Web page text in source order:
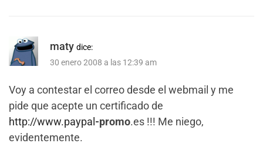
maty dice:
30 enero 2008 a las 12:39 am
Voy a contestar el correo desde el webmail y me
pide que acepte un certificado de
http://www.paypal-promo.es !!! Me niego,
evidentemente.